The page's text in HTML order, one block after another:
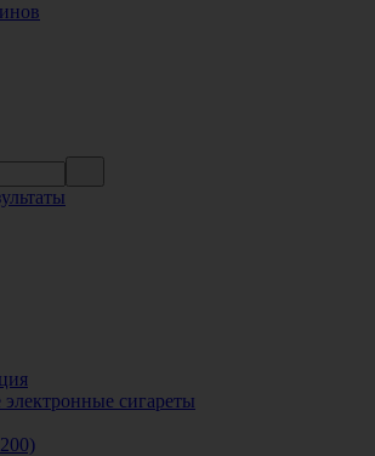
сигареты